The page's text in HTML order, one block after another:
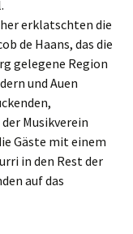
erklatschten die
de Haans, das die
gelegene Region
und Auen
Musikverein
Gäste mit einem
in den Rest der
auf das